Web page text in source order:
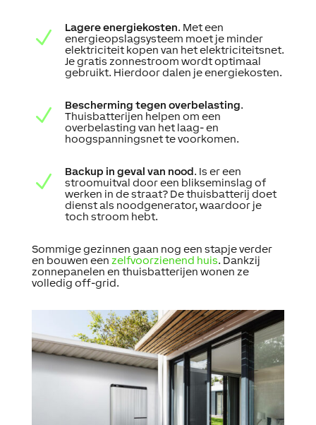
N Lagere energiekosten. Met een
energieopslagsysteem moet je minder
elektriciteit kopen van het elektriciteitsnet.
Je gratis zonnestroom wordt optimaal
gebruikt. Hierdoor dalen je energiekosten.
N Bescherming tegen overbelasting.
Thuisbatterijen helpen om een
overbelasting van het laag- en
hoogspanningsnet te voorkomen.
N Backup in geval van nood. Is er een
stroomuitval door een blikseminslag of
werken in de straat? De thuisbatterij doet
dienst als noodgenerator, waardoor je
toch stroom hebt.
Sommige gezinnen gaan nog een stapje verder
en bouwen een zelfvoorzienend huis. Dankzij
zonnepanelen en thuisbatterijen wonen ze
volledig off-grid.